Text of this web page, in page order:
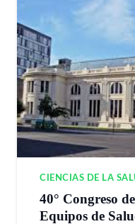
CIENCIAS DE LA
40° Congreso
Equipos de